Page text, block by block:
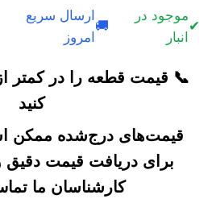
✔
موجود در
انبار
🚚
ارسال سریع
امروز
📞 قیمت قطعه را در کمتر
کنید
قیمت‌های درج‌شده ممکن
برای دریافت قیمت دقیق
کارشناسان ما